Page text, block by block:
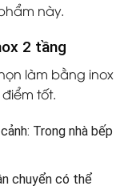
này.
2 tầng
làm bằng inox
tốt.
Trong nhà bếp
chuyển có thể